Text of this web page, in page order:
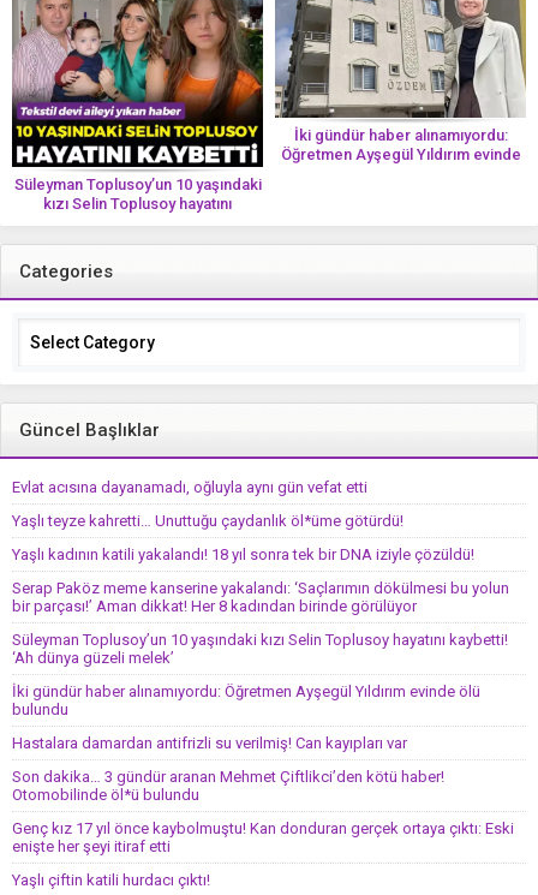
Süleyman Toplusoy’un 10 yaşındaki
kızı Selin Toplusoy hayatını
kaybetti! ‘Ah dünya güzeli melek’
İki gündür haber alınamıyordu:
Öğretmen Ayşegül Yıldırım evinde
Categories
Categories
Güncel Başlıklar
Evlat acısına dayanamadı, oğluyla aynı gün vefat etti
Yaşlı teyze kahretti… Unuttuğu çaydanlık öl*üme götürdü!
Yaşlı kadının katili yakalandı! 18 yıl sonra tek bir DNA iziyle çözüldü!
Serap Paköz meme kanserine yakalandı: ‘Saçlarımın dökülmesi bu yolun
bir parçası!’ Aman dikkat! Her 8 kadından birinde görülüyor
Süleyman Toplusoy’un 10 yaşındaki kızı Selin Toplusoy hayatını kaybetti!
‘Ah dünya güzeli melek’
İki gündür haber alınamıyordu: Öğretmen Ayşegül Yıldırım evinde ölü
bulundu
Hastalara damardan antifrizli su verilmiş! Can kayıpları var
Son dakika… 3 gündür aranan Mehmet Çiftlikci’den kötü haber!
Otomobilinde öl*ü bulundu
Genç kız 17 yıl önce kaybolmuştu! Kan donduran gerçek ortaya çıktı: Eski
enişte her şeyi itiraf etti
Yaşlı çiftin katili hurdacı çıktı!